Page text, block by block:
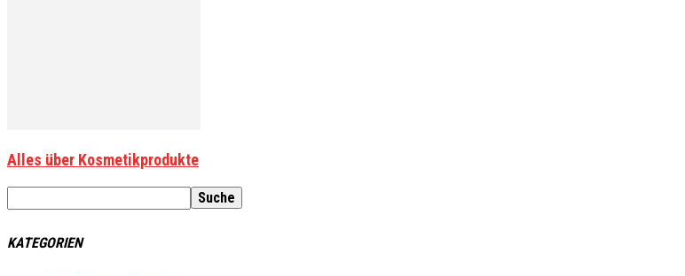
Alles über Kosmetikprodukte
KATEGORIEN